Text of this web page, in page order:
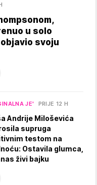
u solo
svoju
JE' PRIJE 12 H
Andrije Miloševića
supruga
testom na
Ostavila glumca,
živi bajku